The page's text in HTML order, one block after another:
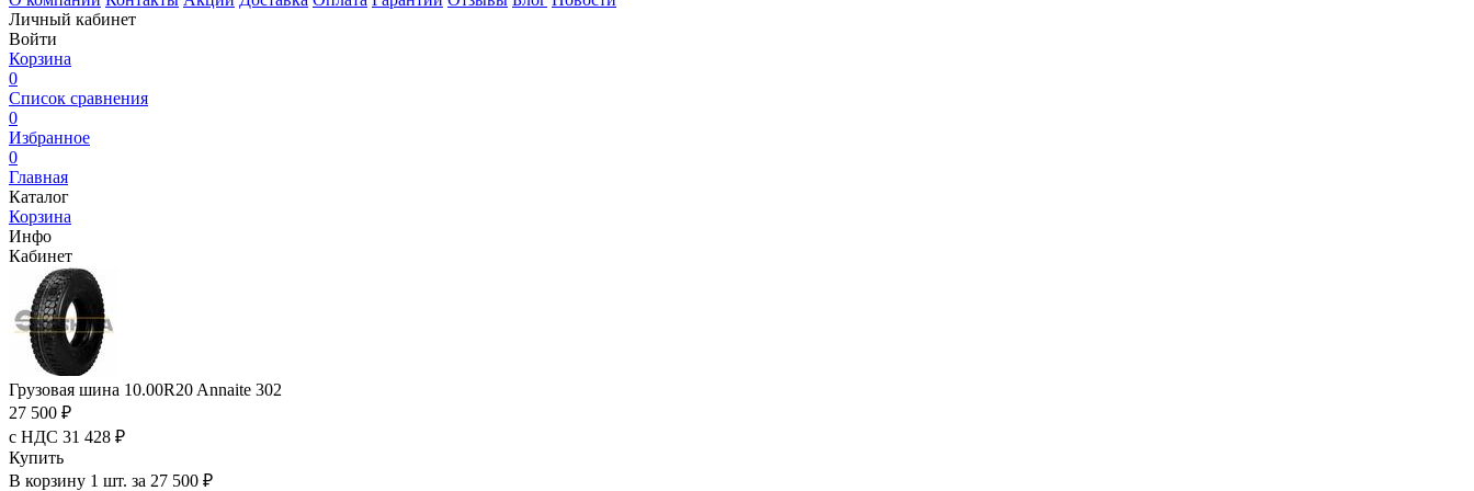
Личный кабинет
Войти
Корзина
0
Список сравнения
0
Избранное
0
Главная
Каталог
Корзина
Инфо
Кабинет
Грузовая шина 10.00R20 Annaite 302
27 500 ₽
с НДС 31 428 ₽
Купить
В корзину 1 шт. за 27 500 ₽